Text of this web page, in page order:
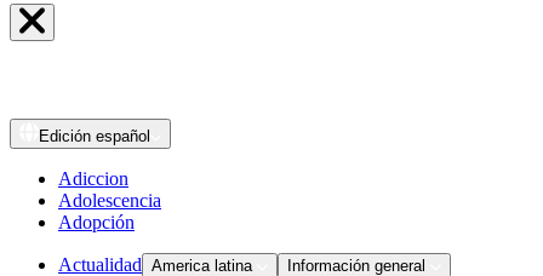
Edición español
Adiccion
Adolescencia
Adopción
Actualidad America latina
Información general